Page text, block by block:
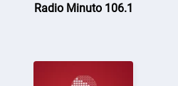
Radio Minuto 106.1